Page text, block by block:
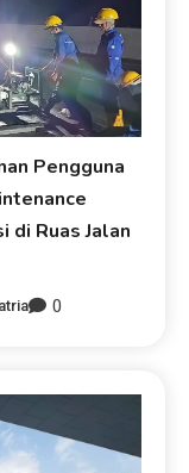
Pengguna
di Ruas Jalan
0